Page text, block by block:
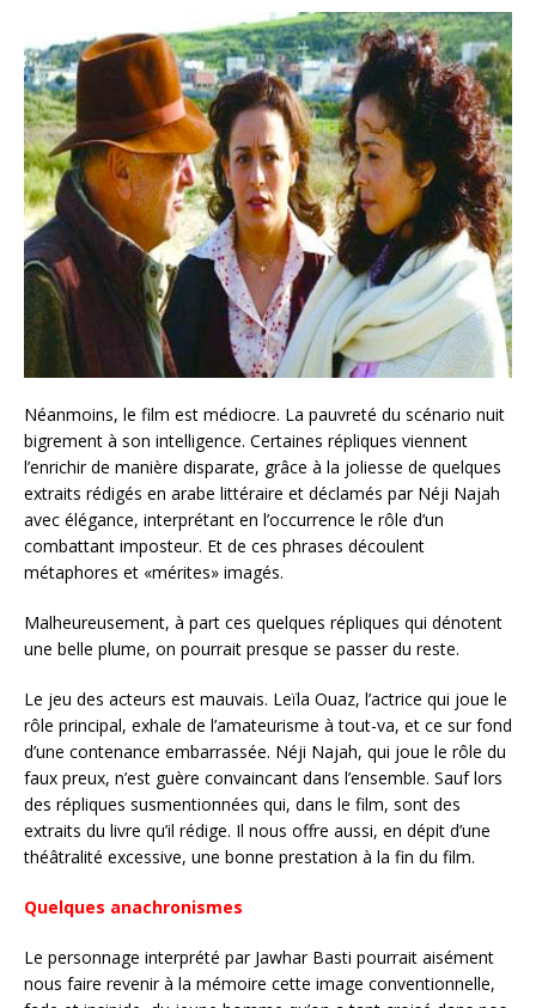
Néanmoins, le film est médiocre. La pauvreté du scénario nuit
bigrement à son intelligence. Certaines répliques viennent
l’enrichir de manière disparate, grâce à la joliesse de quelques
extraits rédigés en arabe littéraire et déclamés par Néji Najah
avec élégance, interprétant en l’occurrence le rôle d’un
combattant imposteur. Et de ces phrases découlent
métaphores et «mérites» imagés.
Malheureusement, à part ces quelques répliques qui dénotent
une belle plume, on pourrait presque se passer du reste.
Le jeu des acteurs est mauvais. Leïla Ouaz, l’actrice qui joue le
rôle principal, exhale de l’amateurisme à tout-va, et ce sur fond
d’une contenance embarrassée. Néji Najah, qui joue le rôle du
faux preux, n’est guère convaincant dans l’ensemble. Sauf lors
des répliques susmentionnées qui, dans le film, sont des
extraits du livre qu’il rédige. Il nous offre aussi, en dépit d’une
théâtralité excessive, une bonne prestation à la fin du film.
Quelques anachronismes
Le personnage interprété par Jawhar Basti pourrait aisément
nous faire revenir à la mémoire cette image conventionnelle,